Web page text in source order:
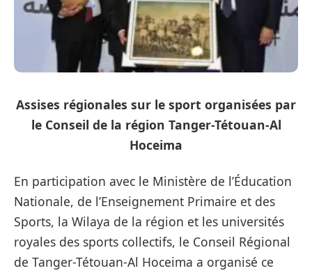
Assises régionales sur le sport organisées par
le Conseil de la région Tanger-Tétouan-Al
Hoceima
En participation avec le Ministère de l’Éducation
Nationale, de l’Enseignement Primaire et des
Sports, la Wilaya de la région et les universités
royales des sports collectifs, le Conseil Régional
de Tanger-Tétouan-Al Hoceima a organisé ce